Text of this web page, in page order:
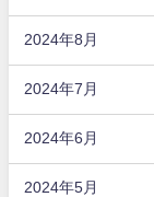
2024年8月
2024年7月
2024年6月
2024年5月